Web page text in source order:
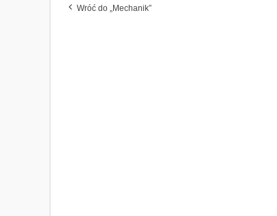
Wróć do „Mechanik”